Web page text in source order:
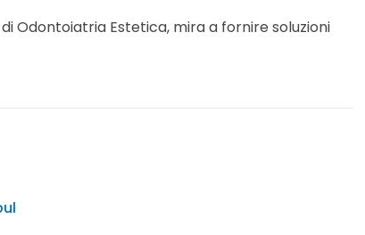
Odontoiatria Estetica, mira a fornire soluzioni